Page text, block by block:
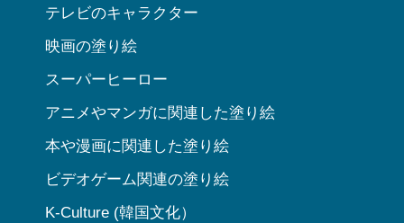
テレビのキャラクター
映画の塗り絵
スーパーヒーロー
アニメやマンガに関連した塗り絵
本や漫画に関連した塗り絵
ビデオゲーム関連の塗り絵
K-Culture (韓国文化）